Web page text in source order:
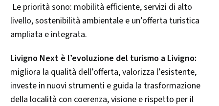
Le priorità sono: mobilità efficiente, servizi di alto
livello, sostenibilità ambientale e un’offerta turistica
ampliata e integrata.
Livigno Next è l’evoluzione del turismo a Livigno:
migliora la qualità dell’offerta, valorizza l’esistente,
investe in nuovi strumenti e guida la trasformazione
della località con coerenza, visione e rispetto per il